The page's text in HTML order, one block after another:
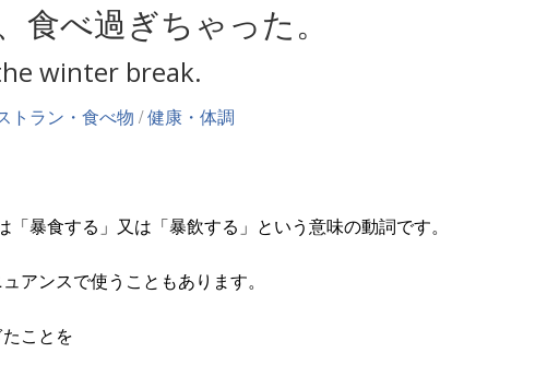
食べ過ぎちゃった。
winter break.
トラン・食べ物 /健康・体調
「暴食する」又は「暴飲する」という意味の動詞です。
アンスで使うこともあります。
ことを